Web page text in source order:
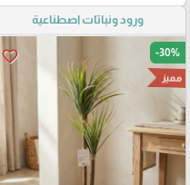
ورود ونباتات اصطناعية
favorite_border -30%
مميز